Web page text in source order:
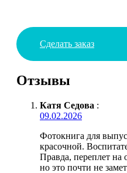
Сделать заказ
Отзывы
Катя Седова :
09.02.2026
Фотокнига для
красочной.
Правда, переплет на
но это почти не